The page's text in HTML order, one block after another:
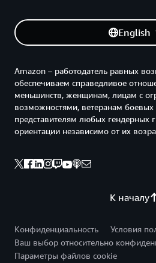
English
К началу
Amazon – работодатель равных
обеспечиваем справедливое
меньшинств, женщинам, лицам с
возможностями, ветеранам боевых
представителям любых гендерных
ориентации независимо от их
Конфиденциальность
Условия
Ваш выбор относительно
Параметры файлов cookie